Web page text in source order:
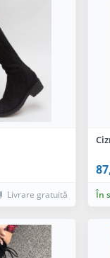
Livrare gratuită În